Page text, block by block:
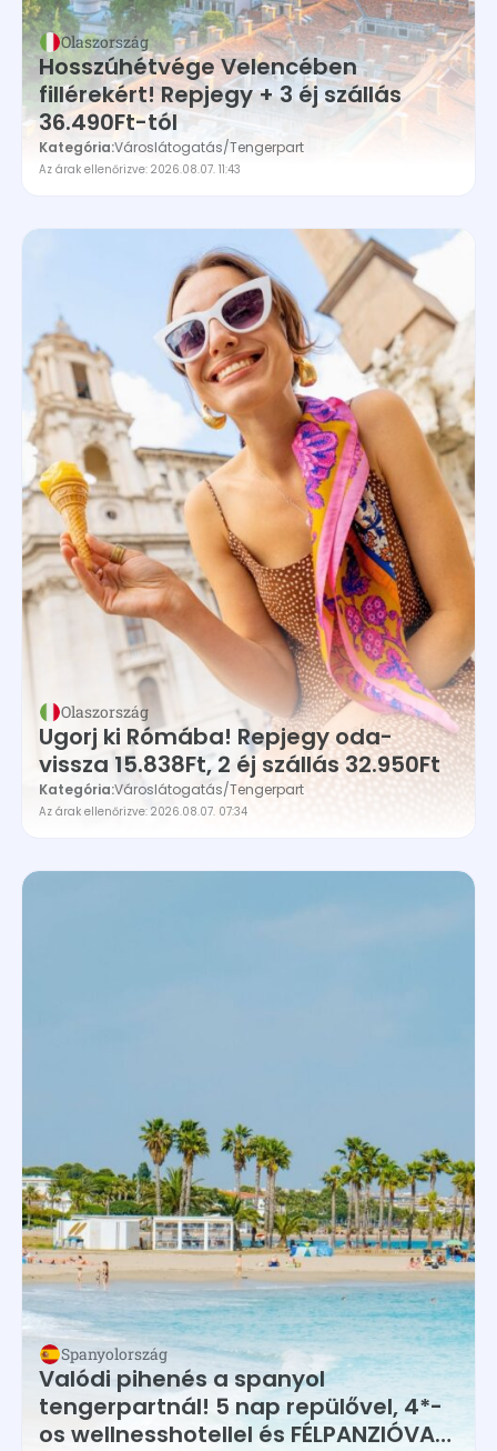
Olaszország
Hosszúhétvége Velencében
fillérekért! Repjegy + 3 éj szállás
36.490Ft-tól
Kategória:Városlátogatás/Tengerpart
Az árak ellenőrizve: 2026.08.07. 11:43
Olaszország
Ugorj ki Rómába! Repjegy oda-
vissza 15.838Ft, 2 éj szállás 32.950Ft
Kategória:Városlátogatás/Tengerpart
Az árak ellenőrizve: 2026.08.07. 07:34
Spanyolország
Valódi pihenés a spanyol
tengerpartnál! 5 nap repülővel, 4*-
os wellnesshotellel és FÉLPANZIÓVAL